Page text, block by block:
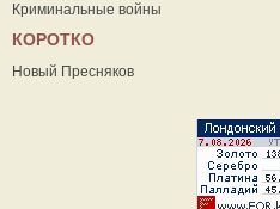
Криминальные войны
КОРОТКО
Новый Пресняков